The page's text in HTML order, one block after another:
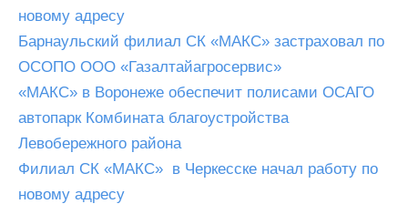
новому адресу
Барнаульский филиал СК «МАКС» застраховал по
ОСОПО ООО «Газалтайагросервис»
«МАКС» в Воронеже обеспечит полисами ОСАГО
автопарк Комбината благоустройства
Левобережного района
Филиал СК «МАКС» в Черкесске начал работу по
новому адресу